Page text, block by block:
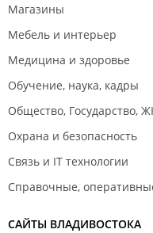
Магазины
Мебель и интерьер
Медицина и здоровье
Обучение, наука, кадры
Общество, Государство,
Охрана и безопасность
Связь и IT технологии
Справочные,
САЙТЫ ВЛАДИВОСТОКА